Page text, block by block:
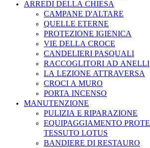
ARREDI DELLA CHIESA
CAMPANE D'ALTARE
QUELLE ETERNE
PROTEZIONE IGIENICA
VIE DELLA CROCE
CANDELIERI PASQUALI
RACCOGLITORI AD ANELLI
LA LEZIONE ATTRAVERSA
CROCI A MURO
PORTA INCENSO
MANUTENZIONE
PULIZIA E RIPARAZIONE
EQUIPAGGIAMENTO
TESSUTO LOTUS
BANDIERE DI RESTAURO